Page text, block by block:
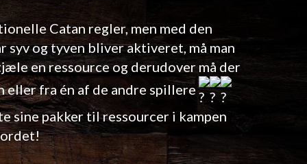
Catan regler, men med den
syv og tyven bliver aktiveret, må man
en ressource og derudover må der
eller fra én af de andre spillere
sine pakker til ressourcer i kampen